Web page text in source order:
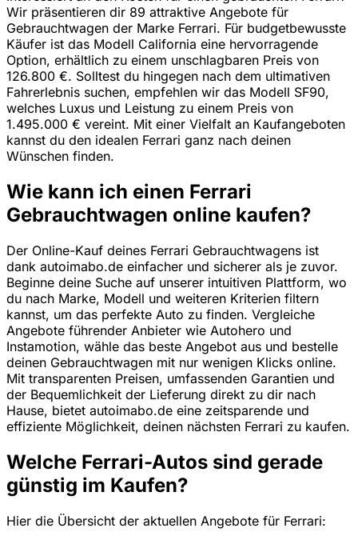
Wir präsentieren dir 89 attraktive Angebote für
Gebrauchtwagen der Marke Ferrari. Für budgetbewusste
Käufer ist das Modell California eine hervorragende
Option, erhältlich zu einem unschlagbaren Preis von
126.800 €. Solltest du hingegen nach dem ultimativen
Fahrerlebnis suchen, empfehlen wir das Modell SF90,
welches Luxus und Leistung zu einem Preis von
1.495.000 € vereint. Mit einer Vielfalt an Kaufangeboten
kannst du den idealen Ferrari ganz nach deinen
Wünschen finden.
Wie kann ich einen Ferrari
Gebrauchtwagen online kaufen?
Der Online-Kauf deines Ferrari Gebrauchtwagens ist
dank autoimabo.de einfacher und sicherer als je zuvor.
Beginne deine Suche auf unserer intuitiven Plattform, wo
du nach Marke, Modell und weiteren Kriterien filtern
kannst, um das perfekte Auto zu finden. Vergleiche
Angebote führender Anbieter wie Autohero und
Instamotion, wähle das beste Angebot aus und bestelle
deinen Gebrauchtwagen mit nur wenigen Klicks online.
Mit transparenten Preisen, umfassenden Garantien und
der Bequemlichkeit der Lieferung direkt zu dir nach
Hause, bietet autoimabo.de eine zeitsparende und
effiziente Möglichkeit, deinen nächsten Ferrari zu kaufen.
Welche Ferrari-Autos sind gerade
günstig im Kaufen?
Hier die Übersicht der aktuellen Angebote für Ferrari: